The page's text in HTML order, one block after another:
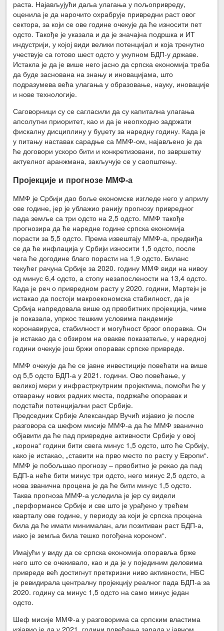
раста. Најављујући даља улагања у пољопривреду,
оценила је да нарочито охрабрује привредни раст овог
сектора, за који се ове године очекује да ће износити пет
одсто. Такође је указала и да је значајна подршка и ИТ
индустрији, у којој види велики потенцијал и која тренутно
учествује са готово шест одсто у укупном БДП-у државе.
Истакла је да је више него јасно да српска економија треба
да буде заснована на знању и иновацијама, што
подразумева већа улагања у образовање, науку, иновације
и нове технологије.
Саговорници су се сагласили да су капитална улагања
апсолутни приоритет, као и да је неопходно задржати
фискалну дисциплину у буџету за наредну годину. Када је
у питању наставак сарадње са ММФ-ом, најављено је да
ће договори ускоро бити и конкретизовани, по завршетку
актуелног аранжмана, закључује се у саопштењу.
Пројекције и прогнозе ММФ-а
ММФ је Србији дао боље економске изгледе него у априлу
ове године, јер је ублажио ранију прогнозу привредног
пада земље са три одсто на 2,5 одсто. ММФ такође
прогнозира да ће наредне године српска економија
порасти за 5,5 одсто. Према извештају ММФ-а, предвиђа
се да ће инфлација у Србији износити 1,5 одсто, после
чега ће догодине благо порасти на 1,9 одсто. Биланс
текућег рачуна Србије за 2020. годину ММФ види на нивоу
од минус 6,4 одсто, а стопу незапослености на 13,4 одсто.
Када је реч о привредном расту у 2020. години, Мартејн је
истакао да постоји макроекономска стабилност, да је
Србија напредовала више од првобитних пројекција, чиме
је показала, упркос тешким условима пандемије
коронавируса, стабилност и могућност брзог опоравка. Он
је истакао да с обзиром на овакве показатеље, у наредној
години очекује још бржи опоравак српске привреде.
ММФ очекује да ће се јавне инвестиције повећати на више
од 5,5 одсто БДП-а у 2021. години. Ово повећање, у
великој мери у инфрастркутрним пројектима, помоћи ће у
отварању нових радних места, подржаће опоравак и
подстаћи потенцијални раст Србије.
Председник Србије Александар Вучић изјавио је после
разговора са шефом мисије ММФ-а да ће ММФ званично
објавити да ће пад привредне активности Србије у овој
„корона“ години бити свега минус 1,5 одсто, што ће Србију,
како је истакао, „ставити на прво место по расту у Европи“.
ММФ је побољшао прогнозу – првобитно је рекао да пад
БДП-а неће бити минус три одсто, него минус 2,5 одсто, а
нова званична процена је да ће бити минус 1,5 одсто.
Таква прогноза ММФ-а уследила је јер су видели
„перформансе Србије и све што је урађено у трећем
кварталу ове године, у периоду за који је српска процена
била да ће имати минималан, али позитиван раст БДП-а,
иако је земља била тешко погођена короном“.
Имајући у виду да се српска економија опоравља брже
него што се очекивало, као и да је у појединим деловима
привреде већ достигнут преткризни ниво активности, НБС
је ревидирала централну пројекцију реалног пада БДП-а за
2020. годину са минус 1,5 одсто на само минус један
одсто.
Шеф мисије ММФ-а у разговорима са српским властима